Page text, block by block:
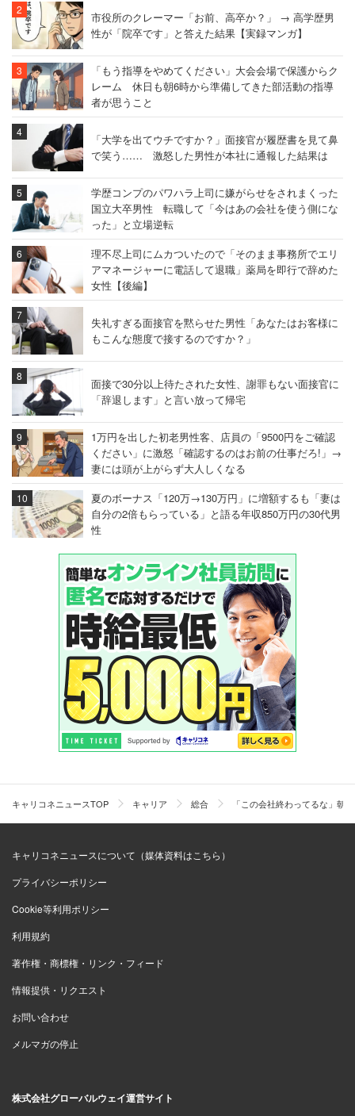
市役所のクレーマー「お前、高卒か？」 → 高学歴男
性が「院卒です」と答えた結果【実録マンガ】
「もう指導をやめてください」大会会場で保護からク
レーム 休日も朝6時から準備してきた部活動の指導
者が思うこと
「大学を出てウチですか？」面接官が履歴書を見て鼻
で笑う…… 激怒した男性が本社に通報した結果は
学歴コンプのパワハラ上司に嫌がらせをされまくった
国立大卒男性 転職して「今はあの会社を使う側にな
った」と立場逆転
理不尽上司にムカついたので「そのまま事務所でエリ
アマネージャーに電話して退職」薬局を即行で辞めた
女性【後編】
失礼すぎる面接官を黙らせた男性「あなたはお客様に
もこんな態度で接するのですか？」
面接で30分以上待たされた女性、謝罪もない面接官に
「辞退します」と言い放って帰宅
1万円を出した初老男性客、店員の「9500円をご確認
ください」に激怒「確認するのはお前の仕事だろ!」→
妻には頭が上がらず大人しくなる
夏のボーナス「120万→130万円」に増額するも「妻は
自分の2倍もらっている」と語る年収850万円の30代男
性
キャリコネニュースTOP キャリア 総合 「この会社終わってるな」朝
キャリコネニュースについて（媒体資料はこちら）
プライバシーポリシー
Cookie等利用ポリシー
利用規約
著作権・商標権・リンク・フィード
情報提供・リクエスト
お問い合わせ
メルマガの停止
株式会社グローバルウェイ運営サイト